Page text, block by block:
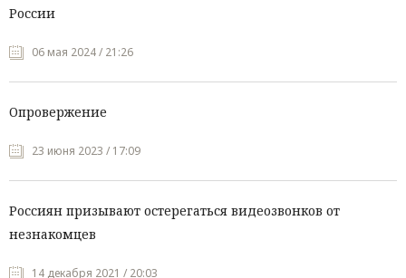
России
06 мая 2024 / 21:26
Опровержение
23 июня 2023 / 17:09
Россиян призывают остерегаться видеозвонков от
незнакомцев
14 декабря 2021 / 20:03